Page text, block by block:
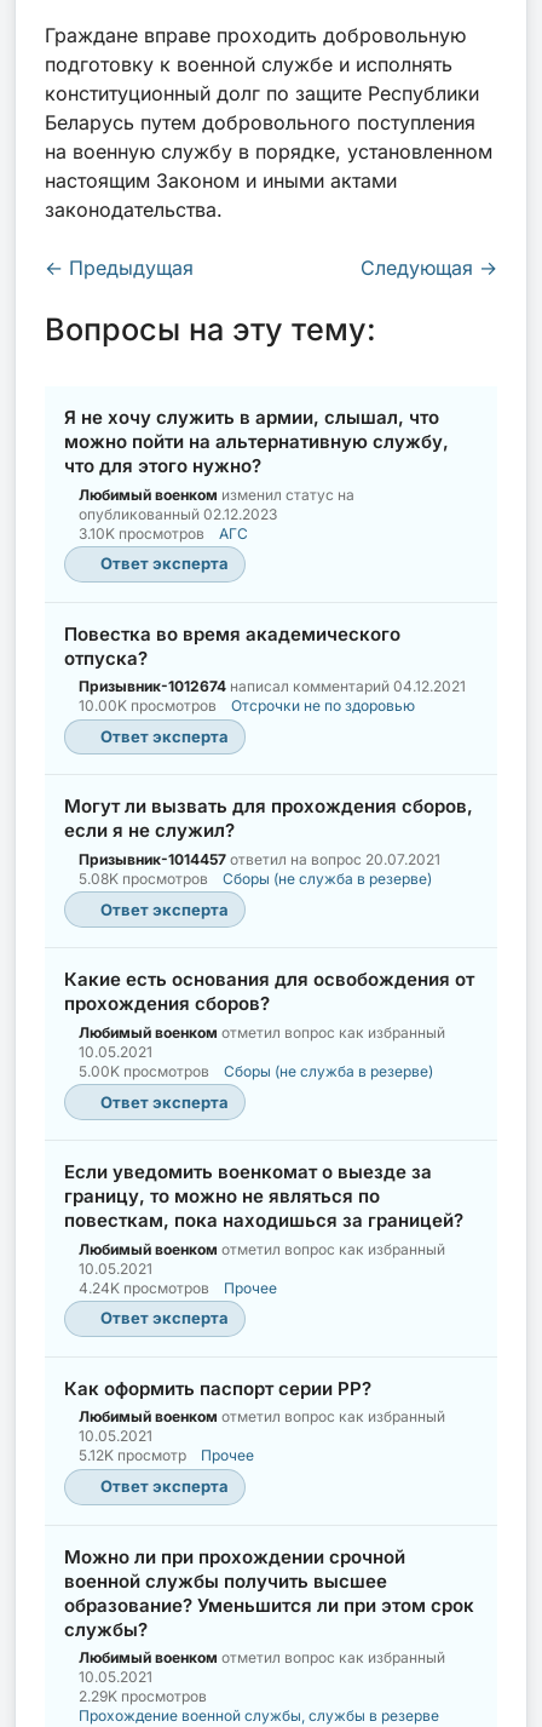
Граждане вправе проходить добровольную
подготовку к военной службе и исполнять
конституционный долг по защите Республики
Беларусь путем добровольного поступления
на военную службу в порядке, установленном
настоящим Законом и иными актами
законодательства.
← Предыдущая Следующая →
Вопросы на эту тему:
Я не хочу служить в армии, слышал, что
можно пойти на альтернативную службу,
что для этого нужно?
Любимый военком изменил статус на
опубликованный 02.12.2023
3.10K просмотров
АГС
Ответ эксперта
Повестка во время академического
отпуска?
Призывник-1012674 написал комментарий 04.12.2021
10.00K просмотров
Отсрочки не по здоровью
Ответ эксперта
Могут ли вызвать для прохождения сборов,
если я не служил?
Призывник-1014457 ответил на вопрос 20.07.2021
5.08K просмотров
Сборы (не служба в резерве)
Ответ эксперта
Какие есть основания для освобождения от
прохождения сборов?
Любимый военком отметил вопрос как избранный
10.05.2021
5.00K просмотров
Сборы (не служба в резерве)
Ответ эксперта
Если уведомить военкомат о выезде за
границу, то можно не являться по
повесткам, пока находишься за границей?
Любимый военком отметил вопрос как избранный
10.05.2021
4.24K просмотров
Прочее
Ответ эксперта
Как оформить паспорт серии РР?
Любимый военком отметил вопрос как избранный
10.05.2021
5.12K просмотр
Прочее
Ответ эксперта
Можно ли при прохождении срочной
военной службы получить высшее
образование? Уменьшится ли при этом срок
службы?
Любимый военком отметил вопрос как избранный
10.05.2021
2.29K просмотров
Прохождение военной службы, службы в резерве